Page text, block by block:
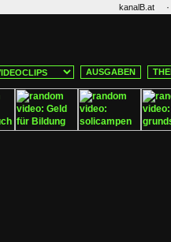
kanalB.at ·
AUSGABEN